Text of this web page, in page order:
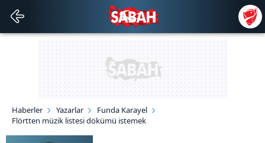
Haberler Yazarlar
Funda Karayel
Flörtten müzik listesi dökümü istemek